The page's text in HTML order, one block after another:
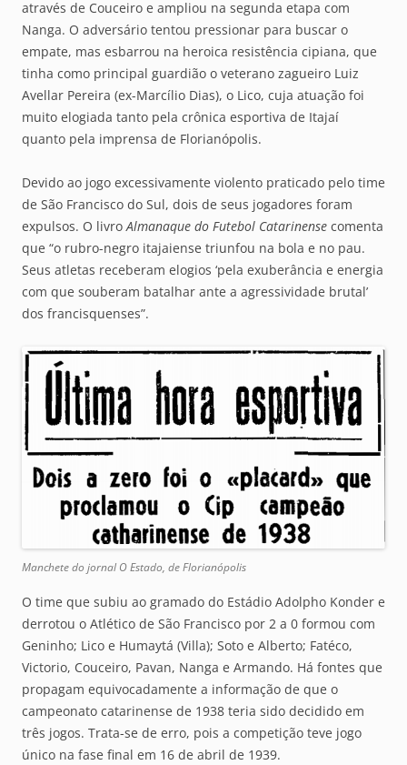
através de Couceiro e ampliou na segunda etapa com
Nanga. O adversário tentou pressionar para buscar o
empate, mas esbarrou na heroica resistência cipiana, que
tinha como principal guardião o veterano zagueiro Luiz
Avellar Pereira (ex-Marcílio Dias), o Lico, cuja atuação foi
muito elogiada tanto pela crônica esportiva de Itajaí
quanto pela imprensa de Florianópolis.
Devido ao jogo excessivamente violento praticado pelo time
de São Francisco do Sul, dois de seus jogadores foram
expulsos. O livroAlmanaque do Futebol Catarinense comenta
que “o rubro-negro itajaiense triunfou na bola e no pau.
Seus atletas receberam elogios ‘pela exuberância e energia
com que souberam batalhar ante a agressividade brutal’
dos francisquenses”.
Manchete do jornal O Estado, de Florianópolis
O time que subiu ao gramado do Estádio Adolpho Konder e
derrotou o Atlético de São Francisco por 2 a 0 formou com
Geninho; Lico e Humaytá (Villa); Soto e Alberto; Fatéco,
Victorio, Couceiro, Pavan, Nanga e Armando. Há fontes que
propagam equivocadamente a informação de que o
campeonato catarinense de 1938 teria sido decidido em
três jogos. Trata-se de erro, pois a competição teve jogo
único na fase final em 16 de abril de 1939.